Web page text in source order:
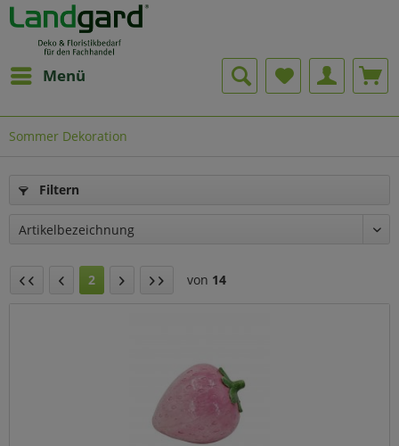
Menü
Sommer Dekoration
Filtern
2 von 14